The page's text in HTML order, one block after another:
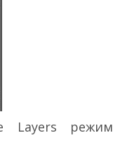
Layers режим